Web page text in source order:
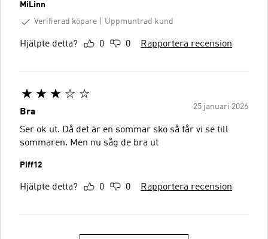
MiLinn
Verifierad köpare
Uppmuntrad kund
Hjälpte detta? 0 0 Rapportera recension
25 januari 2026
Bra
Ser ok ut. Då det är en sommar sko så får vi se till
sommaren. Men nu såg de bra ut
Piff12
Hjälpte detta? 0 0 Rapportera recension